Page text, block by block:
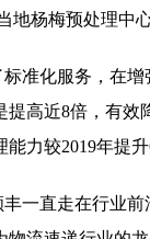
当地杨梅预处理中
准化服务，在
高近8倍，有
力较2019年提升
一直走在行业